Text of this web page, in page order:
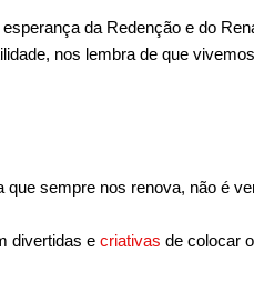
da Redenção e do
nos lembra de que
sempre nos renova, não é
divertidas e criativas de colocar